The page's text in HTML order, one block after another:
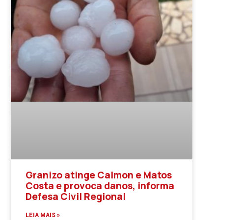
Granizo atinge Calmon e Matos
Costa e provoca danos, informa
Defesa Civil Regional
LEIA MAIS »